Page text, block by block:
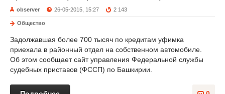
observer 26-05-2015, 15:27 2 143
Общество
Задолжавшая более 700 тысяч по кредитам уфимка
приехала в районный отдел на собственном автомобиле.
Об этом сообщает сайт управления Федеральной службы
судебных приставов (ФССП) по Башкирии.